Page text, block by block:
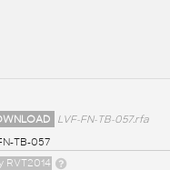
LVF-FN-TB-057.rfa
TB-057
RVT2014